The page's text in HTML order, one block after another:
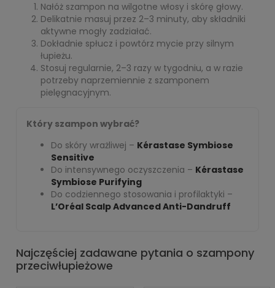
Nałóż szampon na wilgotne włosy i skórę głowy.
Delikatnie masuj przez 2–3 minuty, aby składniki
aktywne mogły zadziałać.
Dokładnie spłucz i powtórz mycie przy silnym
łupieżu.
Stosuj regularnie, 2–3 razy w tygodniu, a w razie
potrzeby naprzemiennie z szamponem
pielęgnacyjnym.
Który szampon wybrać?
Do skóry wrażliwej – Kérastase Symbiose
Sensitive
Do intensywnego oczyszczenia – Kérastase
Symbiose Purifying
Do codziennego stosowania i profilaktyki –
L’Oréal Scalp Advanced Anti-Dandruff
Najczęściej zadawane pytania o szampony
przeciwłupieżowe